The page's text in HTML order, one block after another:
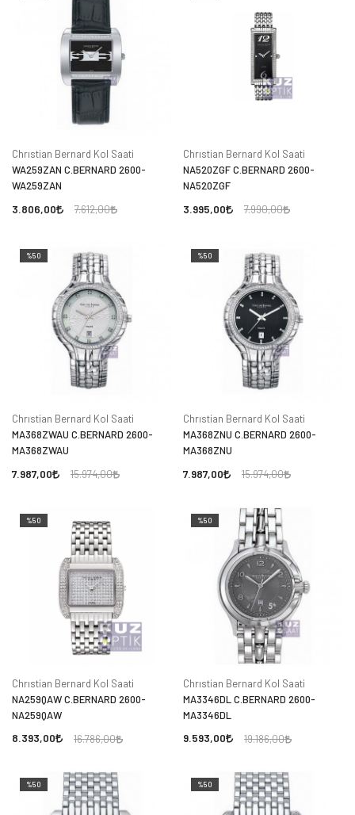
Chrıstian Bernard Kol Saati
WA259ZAN C.BERNARD 2600-
WA259ZAN
3.806,00 7.612,00
Chrıstian Bernard Kol Saati
NA520ZGF C.BERNARD 2600-
NA520ZGF
3.995,00 7.990,00
%50
Chrıstian Bernard Kol Saati
MA368ZWAU C.BERNARD 2600-
MA368ZWAU
7.987,00 15.974,00
%50
Chrıstian Bernard Kol Saati
MA368ZNU C.BERNARD 2600-
MA368ZNU
7.987,00 15.974,00
%50
Chrıstian Bernard Kol Saati
NA259QAW C.BERNARD 2600-
NA259QAW
8.393,00 16.786,00
%50
Chrıstian Bernard Kol Saati
MA3346DL C.BERNARD 2600-
MA3346DL
9.593,00 19.186,00
%50 %50